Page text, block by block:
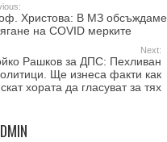
Христова: В МЗ обсъждаме
на COVID мерките
Next:
Рашков за ДПС: Пехливан
Ще изнеса факти как
хората да гласуват за тях